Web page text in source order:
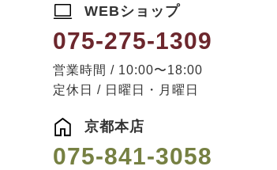
WEBショップ
075-275-1309
営業時間 / 10:00〜18:00
定休日 / 日曜日・月曜日
京都本店
075-841-3058